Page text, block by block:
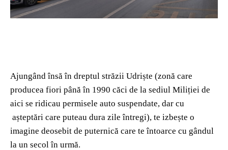
Ajungând însă în dreptul străzii Udriște (zonă care
producea fiori până în 1990 căci de la sediul Miliției de
aici se ridicau permisele auto suspendate, dar cu
așteptări care puteau dura zile întregi), te izbește o
imagine deosebit de puternică care te întoarce cu gândul
la un secol în urmă.